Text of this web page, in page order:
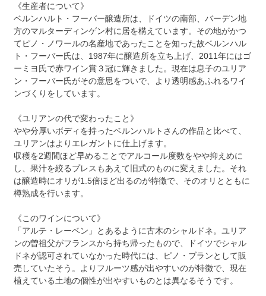
《生産者について》
ベルンハルト・フーバー醸造所は、ドイツの南部、バーデン地
方のマルターディンゲン村に居を構えています。その地がかつ
てピノ・ノワールの名産地であったことを知った故ベルンハル
ト・フーバー氏は、1987年に醸造所を立ち上げ、2011年にはゴ
ーミヨ氏で赤ワイン賞３冠に輝きました。現在は息子のユリア
ン・フーバー氏がその意思をついで、より透明感あふれるワイ
ンづくりをしています。
《ユリアンの代で変わったこと》
やや分厚いボディを持ったベルンハルトさんの作品と比べて、
ユリアンはよりエレガントに仕上げます。
収穫を2週間ほど早めることでアルコール度数をやや抑えめに
し、果汁を絞るプレスもあえて旧式のものに変えました。それ
は醸造時にオリが1.5倍ほど出るのが特徴で、そのオリとともに
樽熟成を行います。
《このワインについて》
「アルテ・レーベン」とあるように古木のシャルドネ。ユリア
ンの曽祖父がフランスから持ち帰ったもので、ドイツでシャル
ドネが認可されていなかった時代には、ピノ・ブランとして販
売していたそう。よりフルーツ感が出やすいのが特徴で、現在
植えている土地の個性が出やすいものとは異なるそうです。